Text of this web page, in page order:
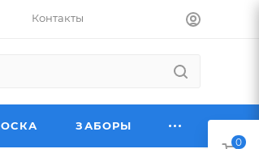
Контакты
ЗАБОРЫ
0